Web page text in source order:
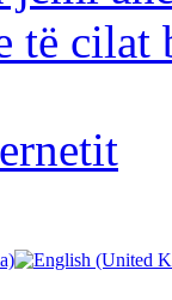
të cilat